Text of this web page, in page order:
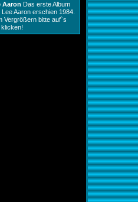
Aaron Das erste Album
Lee Aaron erschien 1984.
Vergrößern bitte auf`s
klicken!